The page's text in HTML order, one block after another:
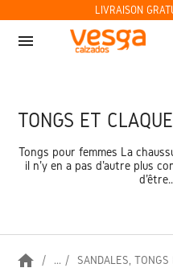
LIVRAISON
menu
TONGS ET
Tongs pour femmes La
il n'y en a pas d'autre plus
home ...
SANDALES,